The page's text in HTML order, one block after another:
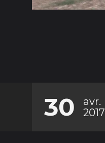
30
avr.
2017